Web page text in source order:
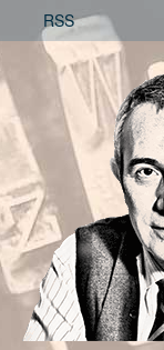
RSS